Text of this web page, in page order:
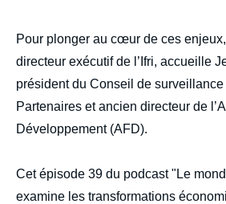
body
Pour plonger au cœur de ces enjeux,
directeur exécutif de l’Ifri, accueille
président du Conseil de surveillance
Partenaires et ancien directeur de
Développement (AFD).
Cet épisode 39 du podcast "Le
examine les transformations